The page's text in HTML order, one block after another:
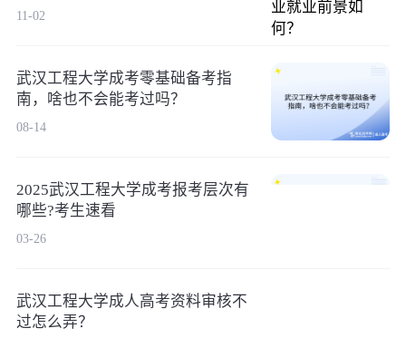
11-02
武汉工程大学成考零基础备考指
南，啥也不会能考过吗？
08-14
2025武汉工程大学成考报考层次有
哪些?考生速看
03-26
武汉工程大学成人高考资料审核不
过怎么弄？